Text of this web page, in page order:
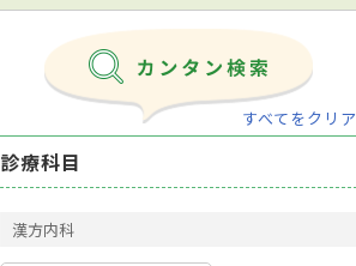
すべてをクリア
診療科目
漢方内科